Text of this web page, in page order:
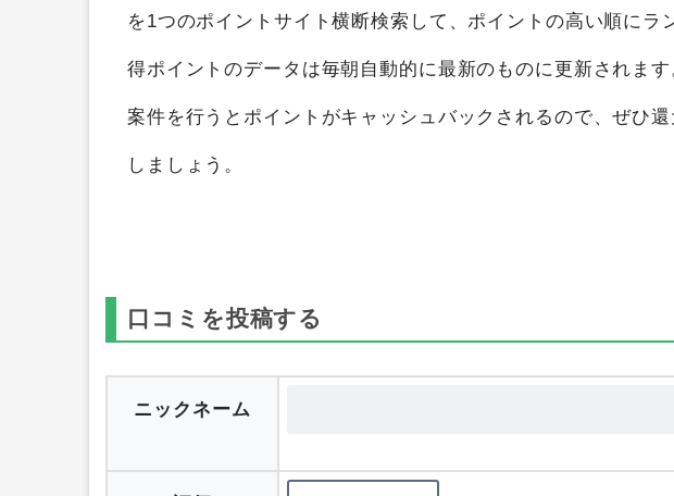
Bitgate（ビットゲート）スマホ を ポイントサイト比較すると
得することができます。ポイントサイト比較ガイドでは
を1つのポイントサイト横断検索して、ポイントの高い順にラ
得ポイントのデータは毎朝自動的に最新のものに更新されます
口コミを投稿する